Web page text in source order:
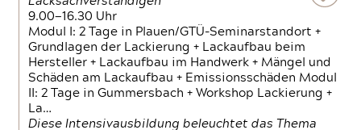
9.00—16.30 Uhr
Modul I: 2 Tage in Plauen/GTÜ-Seminarstandort +
Grundlagen der Lackierung + Lackaufbau beim
Hersteller + Lackaufbau im Handwerk + Mängel und
Schäden am Lackaufbau + Emissionsschäden Modul
II: 2 Tage in Gummersbach + Workshop Lackierung +
La…
Diese Intensivausbildung beleuchtet das Thema